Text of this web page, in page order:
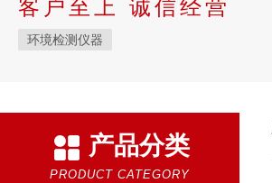
客户至上 诚信经营
环境检测仪器
产品分类
PRODUCT CATEGORY